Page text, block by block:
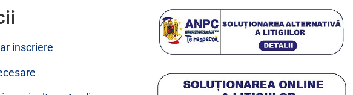
inscriere